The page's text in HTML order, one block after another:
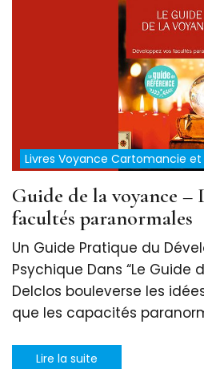
Livres Voyance Cartomancie
Guide de la voyance –
facultés paranormales
Un Guide Pratique du
Psychique Dans “Le Guide
Delclos bouleverse les
que les capacités
Lire la suite